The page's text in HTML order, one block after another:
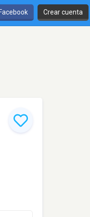
Crear cuenta